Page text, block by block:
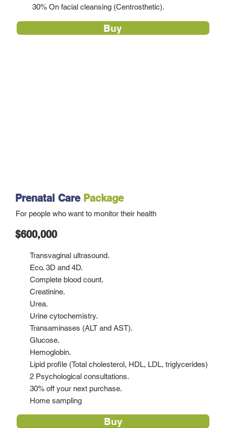
30% On facial cleansing (Centrosthetic).
Buy
Prenatal Care Package
For people who want to monitor their health
$600,000
Transvaginal ultrasound.
Eco. 3D and 4D.
Complete blood count.
Creatinine.
Urea.
Urine cytochemistry.
Transaminases (ALT and AST).
Glucose.
Hemoglobin.
Lipid profile (Total cholesterol, HDL, LDL, triglycerides)
2 Psychological consultations.
30% off your next purchase.
Home sampling
Buy